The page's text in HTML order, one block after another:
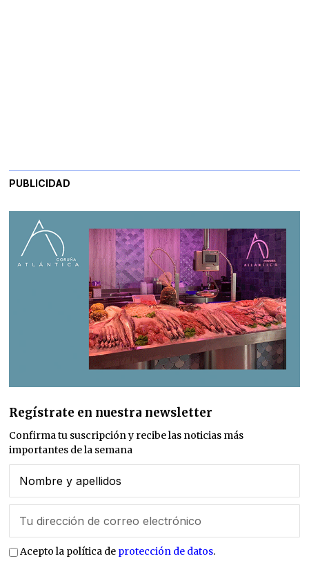
PUBLICIDAD
Regístrate en nuestra newsletter
Confirma tu suscripción y recibe las noticias más
importantes de la semana
Acepto la política de protección de datos.